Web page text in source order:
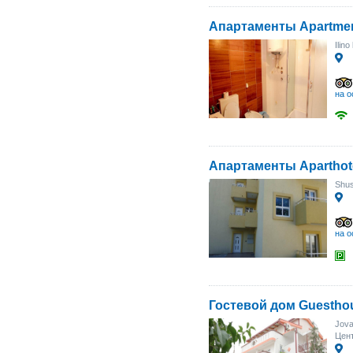
Апартаменты
Ilino
на
Апартаменты
на
Гостевой дом